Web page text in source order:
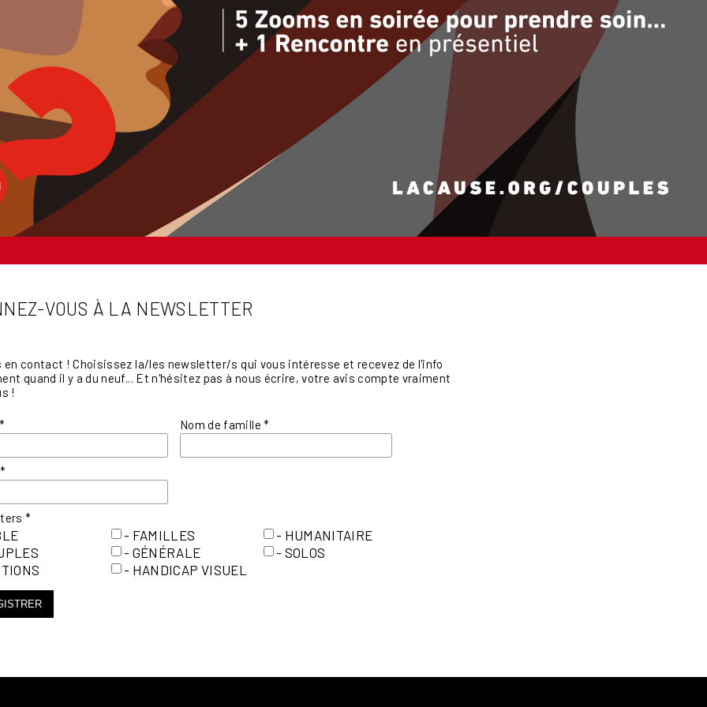
VOUS À LA NEWSLETTER
en contact ! Choisissez la/les newsletter/s qui vous intéresse et recevez de l'info
quand il y a du neuf... Et n'hésitez pas à nous écrire, votre avis compte vraiment
!
* Nom de famille*
*
*
- FAMILLES
- GÉNÉRALE
- HANDICAP VISUEL
- HUMANITAIRE
- SOLOS